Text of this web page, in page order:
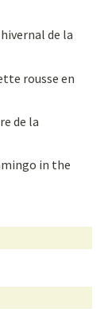
de la
rousse en
de la
in the